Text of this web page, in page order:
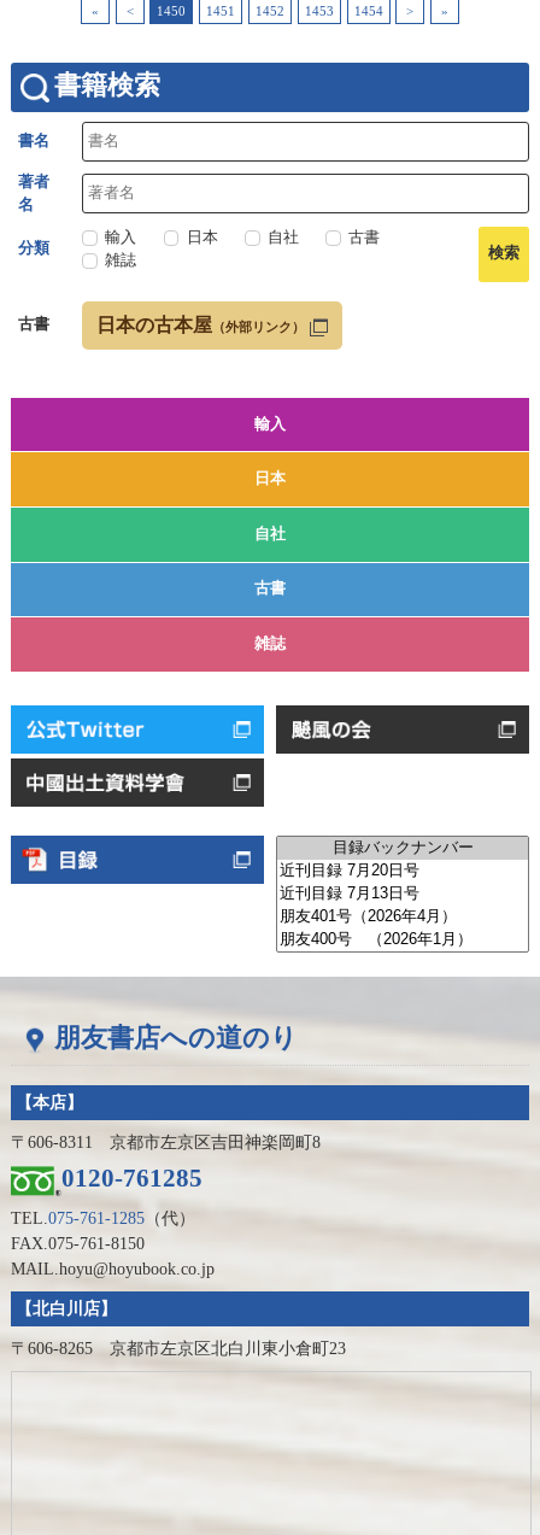
輸入
日本
自社
古書
雑誌
« < 1450 1451 1452 1453 1454 > »
書籍検索
書名
著者
名
分類
輸入 日本 自社
古書
雑誌
古書 日本の古本屋 （外部リンク）
朋友書店への道のり
【本店】
〒606-8311 京都市左京区吉田神楽岡町8
0120-761285
TEL.075-761-1285（代）
FAX.075-761-8150
MAIL.hoyu@hoyubook.co.jp
【北白川店】
〒606-8265 京都市左京区北白川東小倉町23